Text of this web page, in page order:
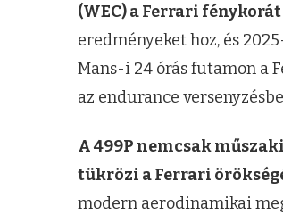
(WEC) a Ferrari
eredményeket hoz, és
Mans-i 24 órás futamon a
az endurance
A 499P nemcsak
tükrözi a Ferrari
modern aerodinamikai